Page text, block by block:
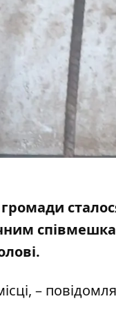
–